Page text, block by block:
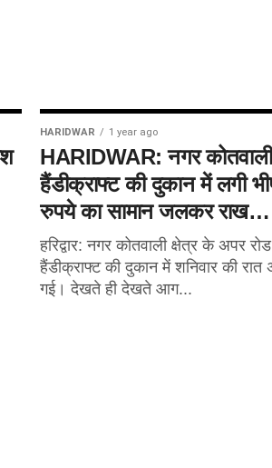
HARIDWAR 1 year ago
HARIDWAR: नगर कोतवाली
हैंडीक्राफ्ट की दुकान में लगी
रुपये का सामान जलकर राख…
हरिद्वार: नगर कोतवाली क्षेत्र के अपर
हैंडीक्राफ्ट की दुकान में शनिवार की
गई। देखते ही देखते आग...